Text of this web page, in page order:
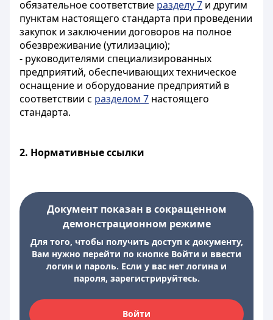
обязательное соответствие разделу 7 и другим
пунктам настоящего стандарта при проведении
закупок и заключении договоров на полное
обезвреживание (утилизацию);
- руководителями специализированных
предприятий, обеспечивающих техническое
оснащение и оборудование предприятий в
соответствии с разделом 7 настоящего
стандарта.
2. Нормативные ссылки
Документ показан в сокращенном
демонстрационном режиме
Для того, чтобы получить доступ к документу,
Вам нужно перейти по кнопке Войти и ввести
логин и пароль. Если у вас нет логина и
пароля, зарегистрируйтесь.
Войти